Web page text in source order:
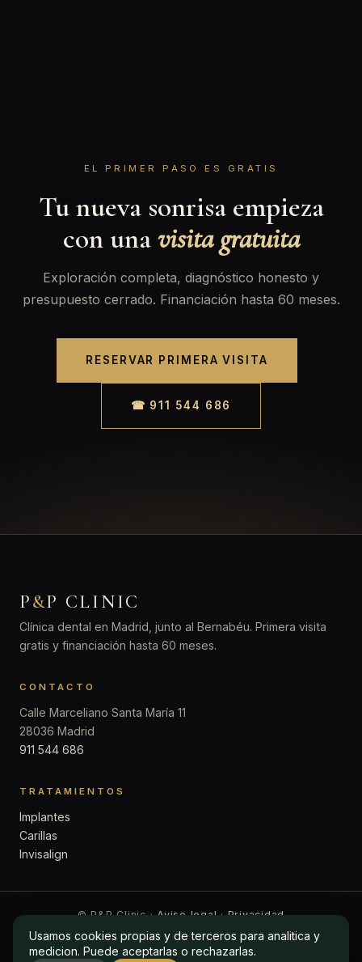
EL PRIMER PASO ES GRATIS
Tu nueva sonrisa empieza
con unavisita gratuita
Exploración completa, diagnóstico honesto y
presupuesto cerrado. Financiación hasta 60 meses.
RESERVAR PRIMERA VISITA
☎ 911 544 686
P&P CLINIC
Clínica dental en Madrid, junto al Bernabéu. Primera visita
gratis y financiación hasta 60 meses.
CONTACTO
Calle Marceliano Santa María 11
28036 Madrid
911 544 686
TRATAMIENTOS
Implantes
Carillas
Invisalign
© P&P Clinic ·Aviso legal·Privacidad
Usamos cookies propias y de terceros para analitica y
medicion. Puede aceptarlas o rechazarlas.
Usamos cookies propias y de terceros para analitica y
medicion. Puede aceptarlas o rechazarlas.